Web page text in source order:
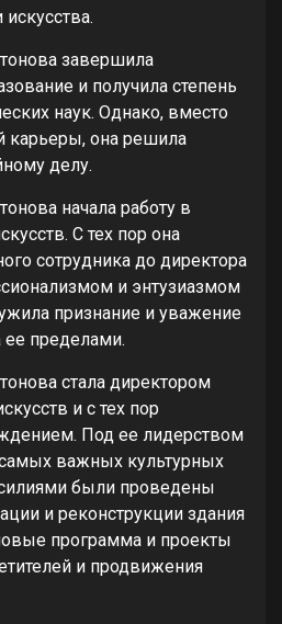
завершила
и получила степень
наук. Однако, вместо
карьеры, она решила
делу.
начала работу в
С тех пор она
сотрудника до директора
и энтузиазмом
признание и уважение
ее пределами.
стала директором
и с тех пор
Под ее лидерством
важных культурных
были проведены
и реконструкции здания
программа и проекты
и продвижения